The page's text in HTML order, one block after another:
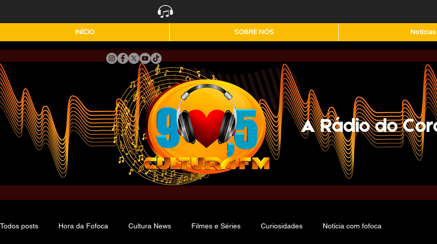
INÍCIO SOBRE NÓS Notícias
Todos posts Hora da Fofoca Cultura News Filmes e Séries Curiosidades Notícia com fofoca